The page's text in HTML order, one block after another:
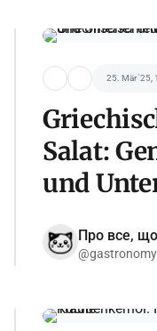
25. Mär '25,
Salat:
und
Про все,